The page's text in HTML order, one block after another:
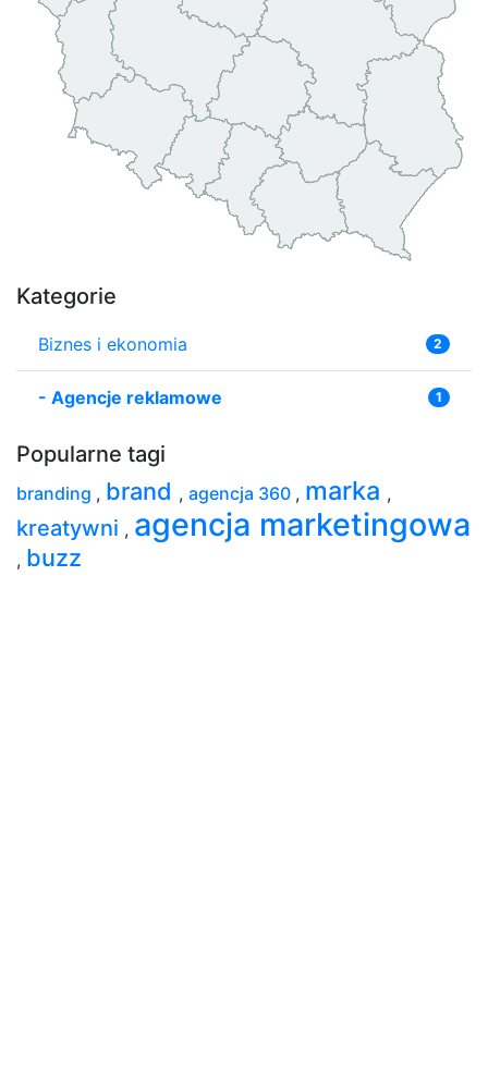
Kategorie
Biznes i ekonomia 2
- Agencje reklamowe 1
Popularne tagi
branding , brand , agencja 360 , marka ,
kreatywni , agencja marketingowa
, buzz